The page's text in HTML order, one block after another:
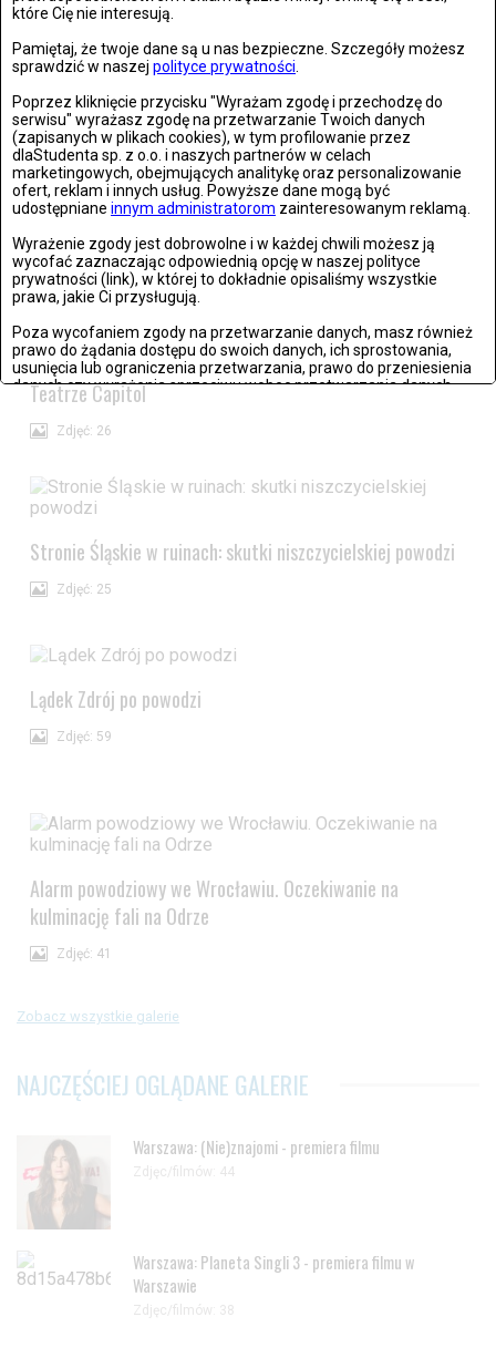
które Cię nie interesują.
Pamiętaj, że twoje dane są u nas bezpieczne. Szczegóły możesz
sprawdzić w naszej polityce prywatności
Poprzez kliknięcie przycisku "Wyrażam zgodę i przechodzę do
serwisu" wyrażasz zgodę na przetwarzanie Twoich danych
(zapisanych w plikach cookies), w tym profilowanie przez
dlaStudenta sp. z o.o. i naszych partnerów w celach
marketingowych, obejmujących analitykę oraz personalizowanie
ofert, reklam i innych usług. Powyższe dane mogą być
udostępniane innym administratorom zainteresowanym reklamą.
Wyrażenie zgody jest dobrowolne i w każdej chwili możesz ją
wycofać zaznaczając odpowiednią opcję w naszej polityce
prywatności (link), w której to dokładnie opisaliśmy wszystkie
prawa, jakie Ci przysługują.
Poza wycofaniem zgody na przetwarzanie danych, masz również
prawo do żądania dostępu do swoich danych, ich sprostowania,
usunięcia lub ograniczenia przetwarzania, prawo do przeniesienia
danych czy wyrażenia sprzeciwu wobec przetwarzania danych.
Jeżeli nie chcesz wyrazić zgody na przetwarzanie plików cookies,
przejdź doustawień zaawansowanych
Wyrażam zgodę i przechodzę do serwisu
Warszawa: The Kiffness zagrał w Warszawie
Zdjęć: 21
Wrocław: Romeo i Julia - próba prasowa we wrocławskim
Teatrze Capitol
Zdjęć: 26
Stronie Śląskie w ruinach: skutki niszczycielskiej powodzi
Zdjęć: 25
Lądek Zdrój po powodzi
Zdjęć: 59
Alarm powodziowy we Wrocławiu. Oczekiwanie na
kulminację fali na Odrze
Zdjęć: 41
Zobacz wszystkie galerie
NAJCZĘŚCIEJ OGLĄDANE GALERIE
Warszawa: (Nie)znajomi - premiera filmu
Zdjęc/filmów: 44
Warszawa: Planeta Singli 3 - premiera filmu w
Warszawie
Zdjęc/filmów: 38